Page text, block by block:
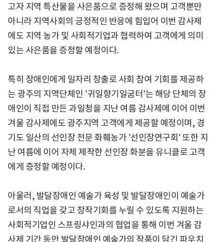
고자 지역 특산물을 사은품으로 증정해 왔으며 고객뿐만
아니라 지역사회의 긍정적인 반응에 힘입어 이번 감사제
에도 지역 농가 및 사회적기업과 협력하여 고객에게 의미
있는 사은품을 증정할 예정이다.
특히 장애인에게 일자리 창출로 사회 참여 기회를 제공하
는 광주의 지역단체인 '귀일향기일굼터'는 해당 단체의 장
애인이 직접 만든 과일청을 지난 여름 감사제에 이어 이번
겨울 감사제에도 광주지역 고객에게 제공할 예정이며, 경
기도 일산의 선인장 전문 화훼농가 '선인장연구회' 또한 지
난 여름에 이어 자체 제작한 선인장 화분을 유니클로 고객
에게 증정할 예정이다.
아울러, 발달장애인 예술가 육성 및 발달장애인이 예술가
로서의 직업을 갖고 창작기회를 누릴 수 있도록 지원하는
사회적기업인 스프링샤인과의 협업을 통해 이번 겨울 감
사제 기간 동안 발달장애인 예술가의 작품이 담긴 파우치